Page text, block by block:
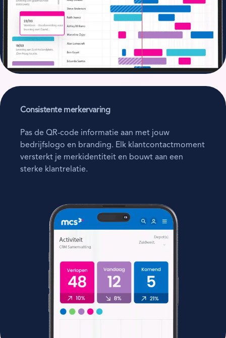
Consistente merkervaring
Pas de QR-code informatie aan met jouw
bedrijfslogo en branding. Elk klantcontactmoment
versterkt je merkidentiteit en bouwt aan een
sterke klantrelatie.